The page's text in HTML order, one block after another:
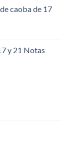
caoba de 17
y 21 Notas